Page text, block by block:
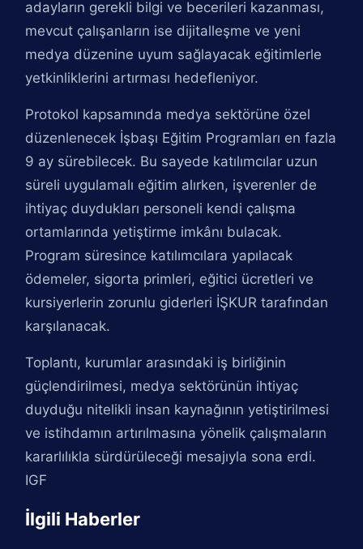
adayların gerekli bilgi ve becerileri kazanması,
mevcut çalışanların ise dijitalleşme ve yeni
medya düzenine uyum sağlayacak eğitimlerle
yetkinliklerini artırması hedefleniyor.
Protokol kapsamında medya sektörüne özel
düzenlenecek İşbaşı Eğitim Programları en fazla
9 ay sürebilecek. Bu sayede katılımcılar uzun
süreli uygulamalı eğitim alırken, işverenler de
ihtiyaç duydukları personeli kendi çalışma
ortamlarında yetiştirme imkânı bulacak.
Program süresince katılımcılara yapılacak
ödemeler, sigorta primleri, eğitici ücretleri ve
kursiyerlerin zorunlu giderleri İŞKUR tarafından
karşılanacak.
Toplantı, kurumlar arasındaki iş birliğinin
güçlendirilmesi, medya sektörünün ihtiyaç
duyduğu nitelikli insan kaynağının yetiştirilmesi
ve istihdamın artırılmasına yönelik çalışmaların
kararlılıkla sürdürüleceği mesajıyla sona erdi.
IGF
İlgili Haberler